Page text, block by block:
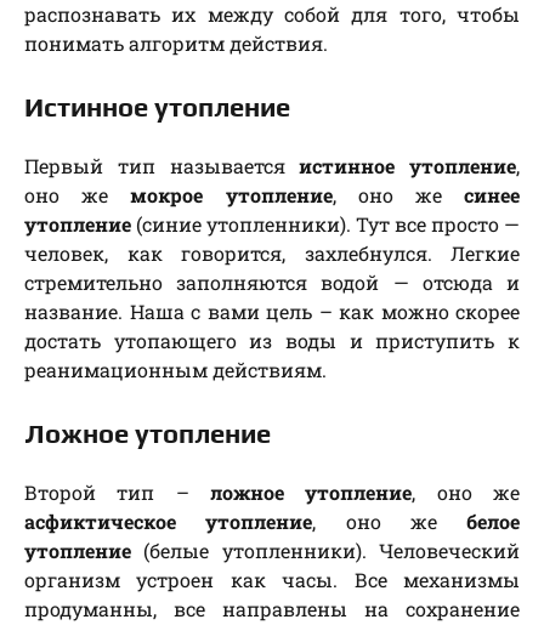
распознавать их между собой для того, чтобы
понимать алгоритм действия.
Истинное утопление
Первый тип называетсяистинное утопление,
оно жемокрое утопление, оно жесинее
утопление (синие утопленники). Тут все просто —
человек, как говорится, захлебнулся. Легкие
стремительно заполняются водой — отсюда и
название. Наша с вами цель – как можно скорее
достать утопающего из воды и приступить к
реанимационным действиям.
Ложное утопление
Второй тип – ложное утопление, оно же
асфиктическое утопление, оно же белое
утопление (белые утопленники). Человеческий
организм устроен как часы. Все механизмы
продуманны, все направлены на сохранение